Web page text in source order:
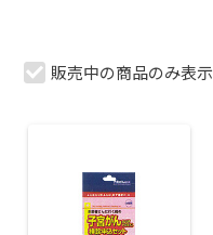
販売中の商品のみ表示